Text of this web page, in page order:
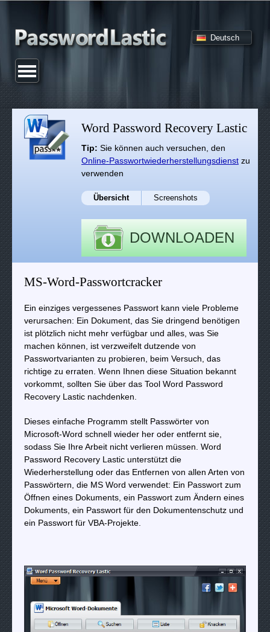
Deutsch
Word Password Recovery Lastic
Tip: Sie können auch versuchen, den
Online-Passwortwiederherstellungsdienst zu
verwenden
Übersicht Screenshots
DOWNLOADEN
MS-Word-Passwortcracker
Ein einziges vergessenes Passwort kann viele Probleme
verursachen: Ein Dokument, das Sie dringend benötigen
ist plötzlich nicht mehr verfügbar und alles, was Sie
machen können, ist verzweifelt dutzende von
Passwortvarianten zu probieren, beim Versuch, das
richtige zu erraten. Wenn Ihnen diese Situation bekannt
vorkommt, sollten Sie über das Tool Word Password
Recovery Lastic nachdenken.
Dieses einfache Programm stellt Passwörter von
Microsoft-Word schnell wieder her oder entfernt sie,
sodass Sie Ihre Arbeit nicht verlieren müssen. Word
Password Recovery Lastic unterstützt die
Wiederherstellung oder das Entfernen von allen Arten von
Passwörtern, die MS Word verwendet: Ein Passwort zum
Öffnen eines Dokuments, ein Passwort zum Ändern eines
Dokuments, ein Passwort für den Dokumentenschutz und
ein Passwort für VBA-Projekte.